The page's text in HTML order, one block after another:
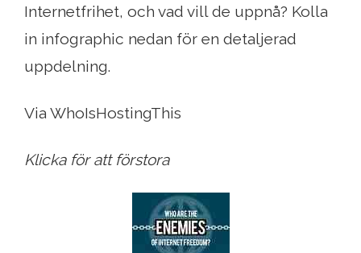
Internetfrihet, och vad vill de uppnå? Kolla
in infographic nedan för en detaljerad
uppdelning.
Via WhoIsHostingThis
Klicka för att förstora